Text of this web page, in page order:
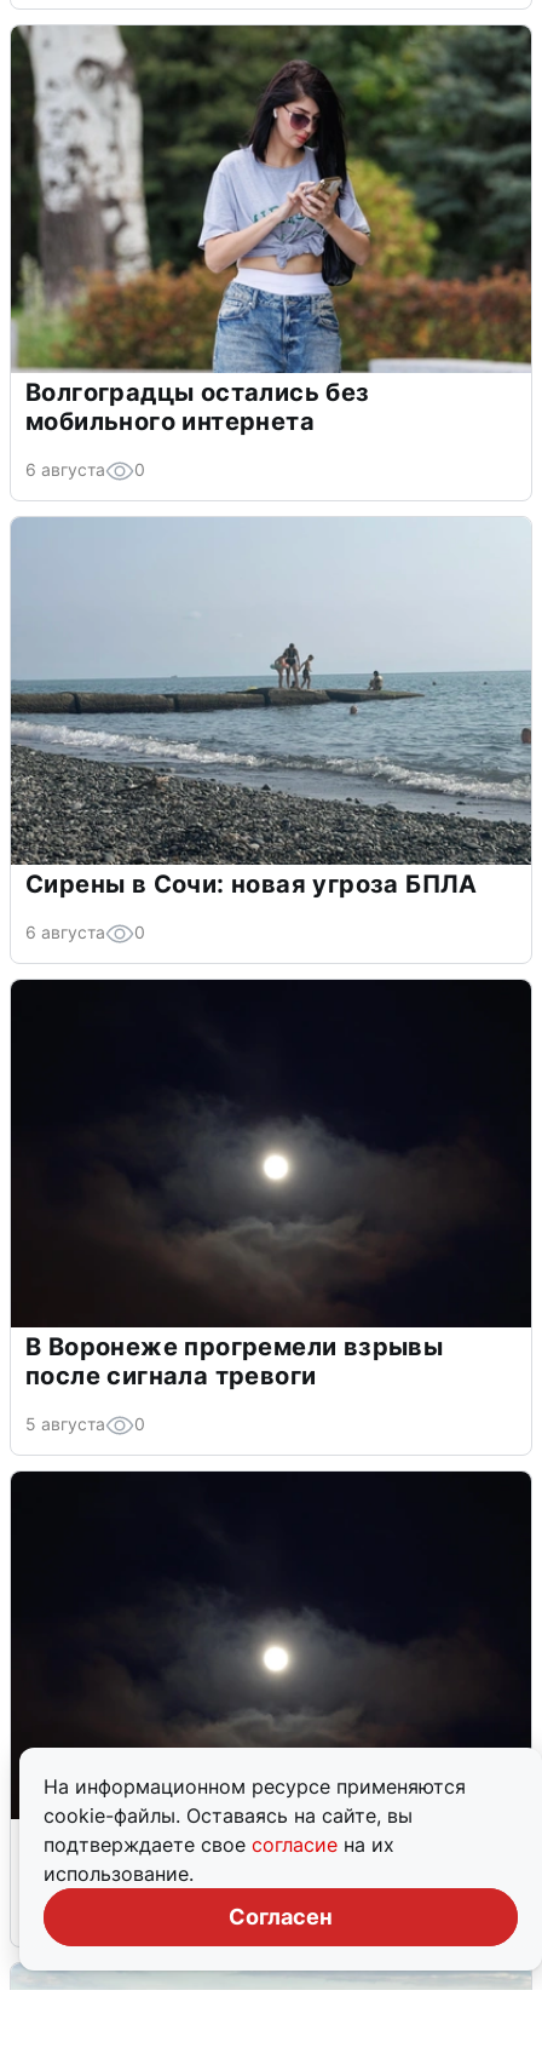
На информационном ресурсе применяются
cookie-файлы. Оставаясь на сайте, вы
подтверждаете свое согласие на их
использование.
Согласен
Волгоградцы остались без
мобильного интернета
6 августа 0
Сирены в Сочи: новая угроза БПЛА
6 августа 0
В Воронеже прогремели взрывы
после сигнала тревоги
5 августа 0
Взрывы в Воронеже после сигнала
тревоги
5 августа